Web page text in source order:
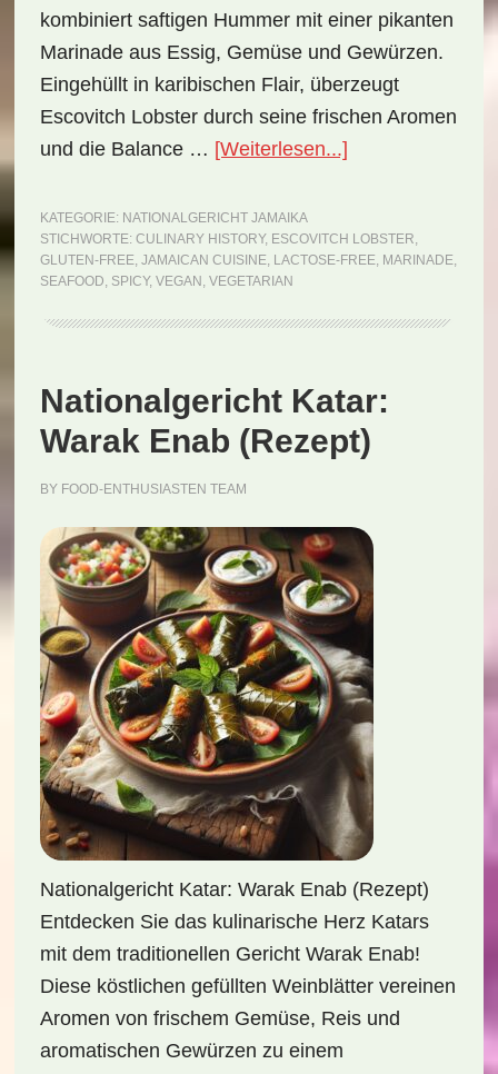
kombiniert saftigen Hummer mit einer pikanten
Marinade aus Essig, Gemüse und Gewürzen.
Eingehüllt in karibischen Flair, überzeugt
Escovitch Lobster durch seine frischen Aromen
und die Balance … [Weiterlesen...]
Lobster
KATEGORIE: NATIONALGERICHT JAMAIKA
STICHWORTE: CULINARY HISTORY, ESCOVITCH LOBSTER,
GLUTEN-FREE, JAMAICAN CUISINE, LACTOSE-FREE, MARINADE,
SEAFOOD, SPICY, VEGAN , VEGETARIAN
Nationalgericht Katar:
Warak Enab (Rezept)
BY FOOD-ENTHUSIASTEN TEAM
Nationalgericht Katar: Warak Enab (Rezept)
Entdecken Sie das kulinarische Herz Katars
mit dem traditionellen Gericht Warak Enab!
Diese köstlichen gefüllten Weinblätter vereinen
Aromen von frischem Gemüse, Reis und
aromatischen Gewürzen zu einem